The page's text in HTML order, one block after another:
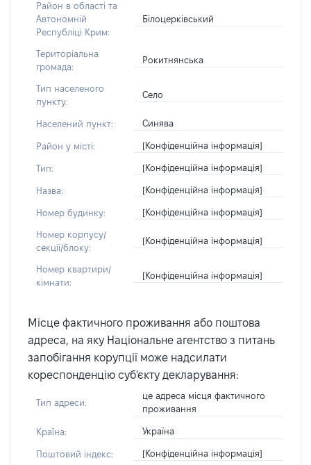
Район в області та
Автономній
Республіці Крим:
Білоцерківський
Територіальна
громада:
Рокитнянська
Тип населеного
пункту:
Село
Населений пункт: Синява
Район у місті: [Конфіденційна інформація]
Тип: [Конфіденційна інформація]
Назва: [Конфіденційна інформація]
Номер будинку: [Конфіденційна інформація]
Номер корпусу/
секції/блоку:
[Конфіденційна інформація]
Номер квартири/
кімнати:
[Конфіденційна інформація]
Місце фактичного проживання або поштова
адреса, на яку Національне агентство з питань
запобігання корупції може надсилати
кореспонденцію суб'єкту декларування:
Тип адреси:
це адреса місця фактичного
проживання
Країна: Україна
Поштовий індекс: [Конфіденційна інформація]